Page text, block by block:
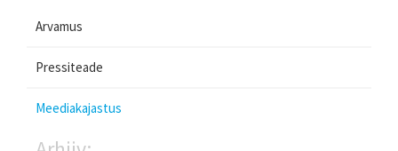
Arvamus
Pressiteade
Meediakajastus